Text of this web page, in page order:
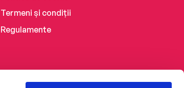
Termeni și condiții
Regulamente